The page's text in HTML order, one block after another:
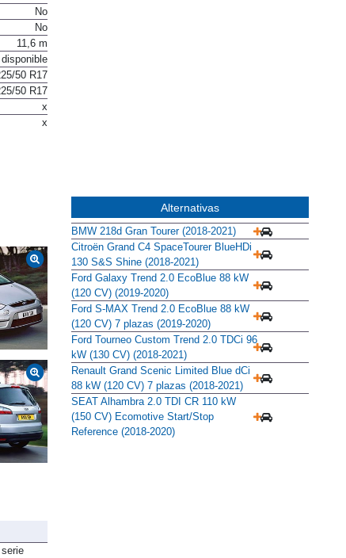
No
No
No
11,6 m
disponible
50 R17
225/50 R17
x
Alternativas
BMW 218d Gran Tourer (2018-2021)
Citroën Grand C4 SpaceTourer BlueHDi
130 S&S Shine (2018-2021)
Ford Galaxy Trend 2.0 EcoBlue 88 kW
(120 CV) (2019-2020)
Ford S-MAX Trend 2.0 EcoBlue 88 kW
(120 CV) 7 plazas (2019-2020)
Ford Tourneo Custom Trend 2.0 TDCi 96
kW (130 CV) (2018-2021)
Renault Grand Scenic Limited Blue dCi
88 kW (120 CV) 7 plazas (2018-2021)
SEAT Alhambra 2.0 TDI CR 110 kW
(150 CV) Ecomotive Start/Stop